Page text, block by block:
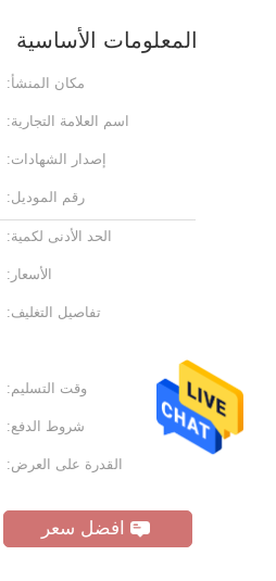
المعلومات الأساسية
مكان المنشأ:
اسم العلامة التجارية:
إصدار الشهادات:
رقم الموديل:
الحد الأدنى لكمية:
الأسعار:
تفاصيل التغليف:
وقت التسليم:
شروط الدفع:
القدرة على العرض:
افضل سعر